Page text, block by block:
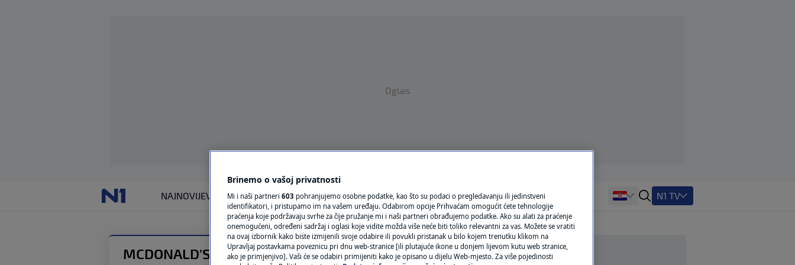
Oglas
NAJNOVIJEVIJESTI SVIJET
VRIJEME
N1 TEME
REGIJA
N1 TV
MCDONALD'S
Brinemo o vašoj privatnosti
Mi i naši partneri 603 pohranjujemo osobne podatke, kao što su podaci o pregledavanju ili jedinstveni
identifikatori, i pristupamo im na vašem uređaju. Odabirom opcije Prihvaćam omogućit ćete tehnologije
praćenja koje podržavaju svrhe za čije pružanje mi i naši partneri obrađujemo podatke. Ako su alati za praćenje
onemogućeni, određeni sadržaj i oglasi koje vidite možda više neće biti toliko relevantni za vas. Možete se vratiti
na ovaj izbornik kako biste izmijenili svoje odabire ili povukli pristanak u bilo kojem trenutku klikom na
Upravljaj postavkama poveznicu pri dnu web-stranice [ili plutajuće ikone u donjem lijevom kutu web stranice,
ako je primjenjivo]. Vaši će se odabiri primijeniti kako je opisano u dijelu Web-mjesto. Za više pojedinosti